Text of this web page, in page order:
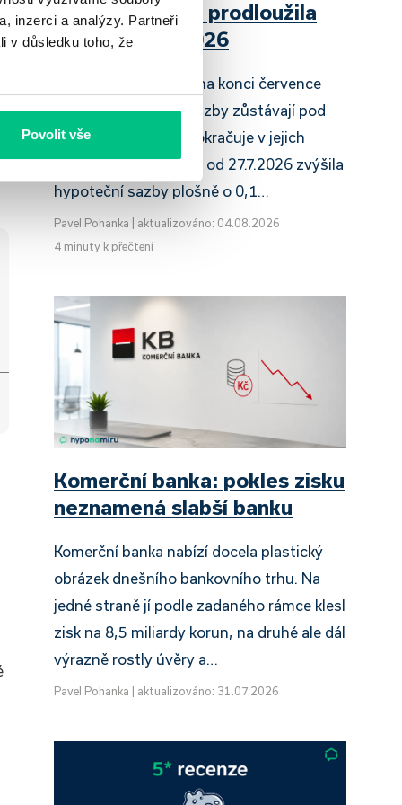
inzerci a analýzy. Partneři
v důsledku toho, že
Povolit vše
Raiffeisenbank prodloužila
slevu do 6.9.2026
Český hypoteční trh na konci července
2026 potvrzuje, že sazby zůstávají pod
tlakem a část bank pokračuje v jejich
růstu. UniCredit Bank od 27.7.2026 zvýšila
hypoteční sazby plošně o 0,1…
Pavel Pohanka
aktualizováno: 04.08.2026
4 minuty k přečtení
Komerční banka: pokles zisku
neznamená slabší banku
Komerční banka nabízí docela plastický
obrázek dnešního bankovního trhu. Na
jedné straně jí podle zadaného rámce klesl
zisk na 8,5 miliardy korun, na druhé ale dál
výrazně rostly úvěry a…
Pavel Pohanka aktualizováno: 31.07.2026